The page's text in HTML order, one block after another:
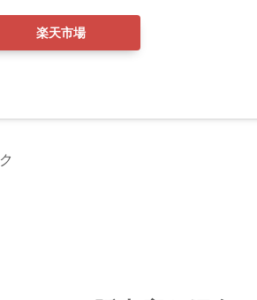
楽天市場